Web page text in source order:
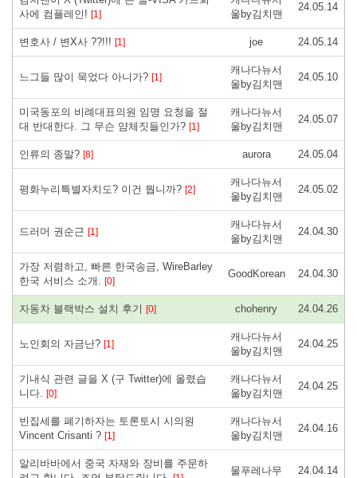
사에 컴플레인! [1]
울by김치맨
24.05.14
변호사 / 변X사 ??!!! [1] joe 24.05.14
느그들 많이 묵었다 아니가? [1]
캐나다뉴서
울by김치맨
24.05.10
미국동포의 비례대표의원 임명 요청을 절
대 반대한다. 그 무슨 얌체짓들인가? [1]
캐나다뉴서
울by김치맨
24.05.07
인류의 종말? [8] aurora 24.05.04
평화누리특별자치도? 이건 뭡니까? [2]
캐나다뉴서
울by김치맨
24.05.02
드러머 권순근 [1]
캐나다뉴서
울by김치맨
24.04.30
가장 저렴하고, 빠른 한국송금, WireBarley
한국 서비스 소개. [0]
GoodKorean 24.04.30
자동차 블랙박스 설치 후기 [0] chohenry 24.04.26
노인회의 자금난? [1]
캐나다뉴서
울by김치맨
24.04.25
기내식 관련 글을 X (구 Twitter)에 올렸습
니다. [0]
캐나다뉴서
울by김치맨
24.04.25
빈집세를 폐기하자는 토론토시 시의원
Vincent Crisanti ? [1]
캐나다뉴서
울by김치맨
24.04.16
알리바바에서 중국 자재와 장비를 주문하
물푸레나무 24.04.14